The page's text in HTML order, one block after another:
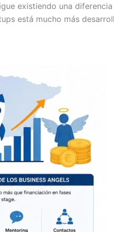
existiendo una
está mucho más